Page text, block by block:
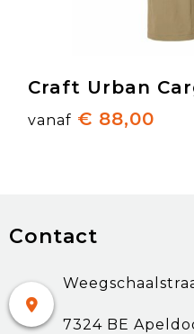
Craft Urban
vanaf € 88,00
Contact
7324 BE